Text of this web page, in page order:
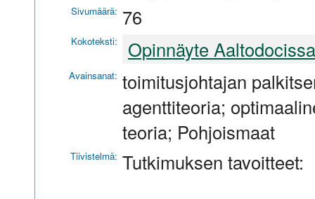
Sivumäärä: 76
Kokoteksti: Opinnäyte Aaltodocissa
Avainsanat: toimitusjohtajan
agenttiteoria;
teoria; Pohjoismaat
Tiivistelmä: Tutkimuksen tavoitteet: